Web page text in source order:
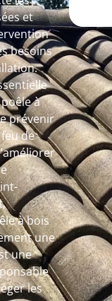
et
besoins
à
prévenir
de
à bois
une
une
les